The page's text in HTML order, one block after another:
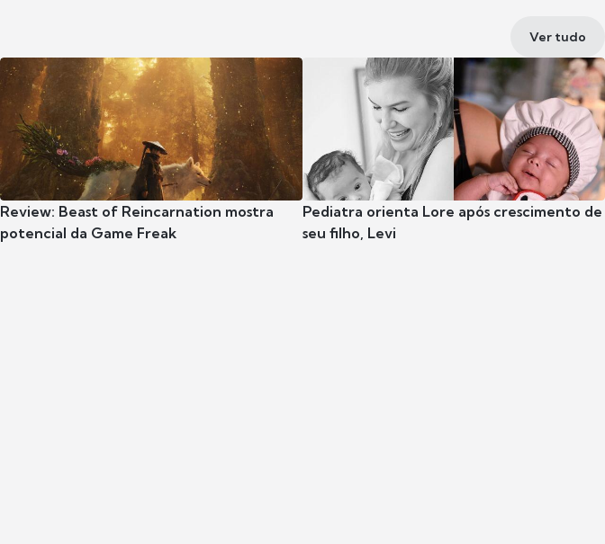
Ver tudo
Review: Beast of Reincarnation mostra
potencial da Game Freak
Pediatra orienta Lore após crescimento de
seu filho, Levi